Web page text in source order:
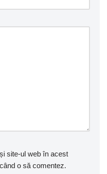
site-ul web în acest
o să comentez.